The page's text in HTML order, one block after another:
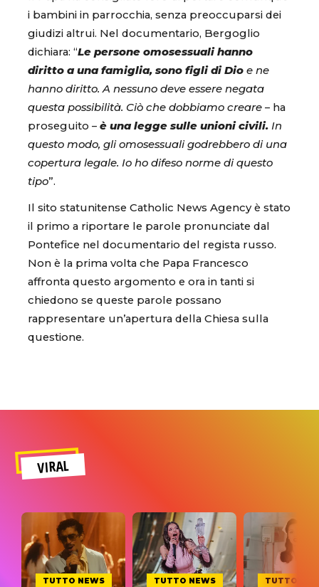
i bambini in parrocchia, senza preoccuparsi dei
giudizi altrui. Nel documentario, Bergoglio
dichiara: “Le persone omosessuali hanno
diritto a una famiglia, sono figli di Dio e ne
hanno diritto. A nessuno deve essere negata
questa possibilità. Ciò che dobbiamo creare – ha
proseguito – è una legge sulle unioni civili. In
questo modo, gli omosessuali godrebbero di una
copertura legale. Io ho difeso norme di questo
tipo”.
Il sito statunitense Catholic News Agency è stato
il primo a riportare le parole pronunciate dal
Pontefice nel documentario del regista russo.
Non è la prima volta che Papa Francesco
affronta questo argomento e ora in tanti si
chiedono se queste parole possano
rappresentare un’apertura della Chiesa sulla
questione.
VIRAL
TUTTO NEWS TUTTO NEWS TUTTO